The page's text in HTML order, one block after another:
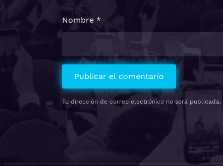
Tu dirección de correo electrónico no será publicada.
Nombre *